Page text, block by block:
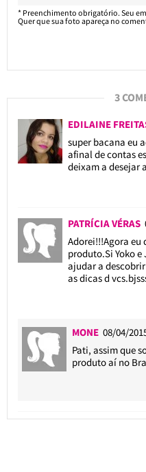
* Preenchimento obrigatório. Seu
Quer que sua foto apareça no
3
EDILAINE
super bacana eu
afinal de contas
deixam a desejar
PATRÍCIA VÉRAS
Adorei!!!Agora eu
produto.Si Yoko e
ajudar a
as dicas d
MONE 08/04/
Pati, assim que
produto aí no